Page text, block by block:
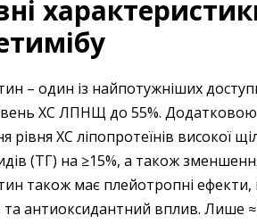
– ​один із найпотужніших
ХС ЛПНЩ до 55%.
рівня ХС ліпопротеїнів високої
(ТГ) на ≥15%, а також
також має плейотропні
та антиоксидантний вплив. Лише